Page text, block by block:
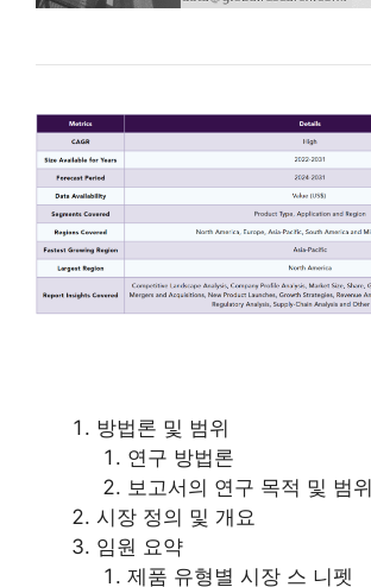
방법론 및 범위
연구 방법론
보고서의 연구 목적 및 범위
시장 정의 및 개요
임원 요약
제품 유형별 시장 스 니펫